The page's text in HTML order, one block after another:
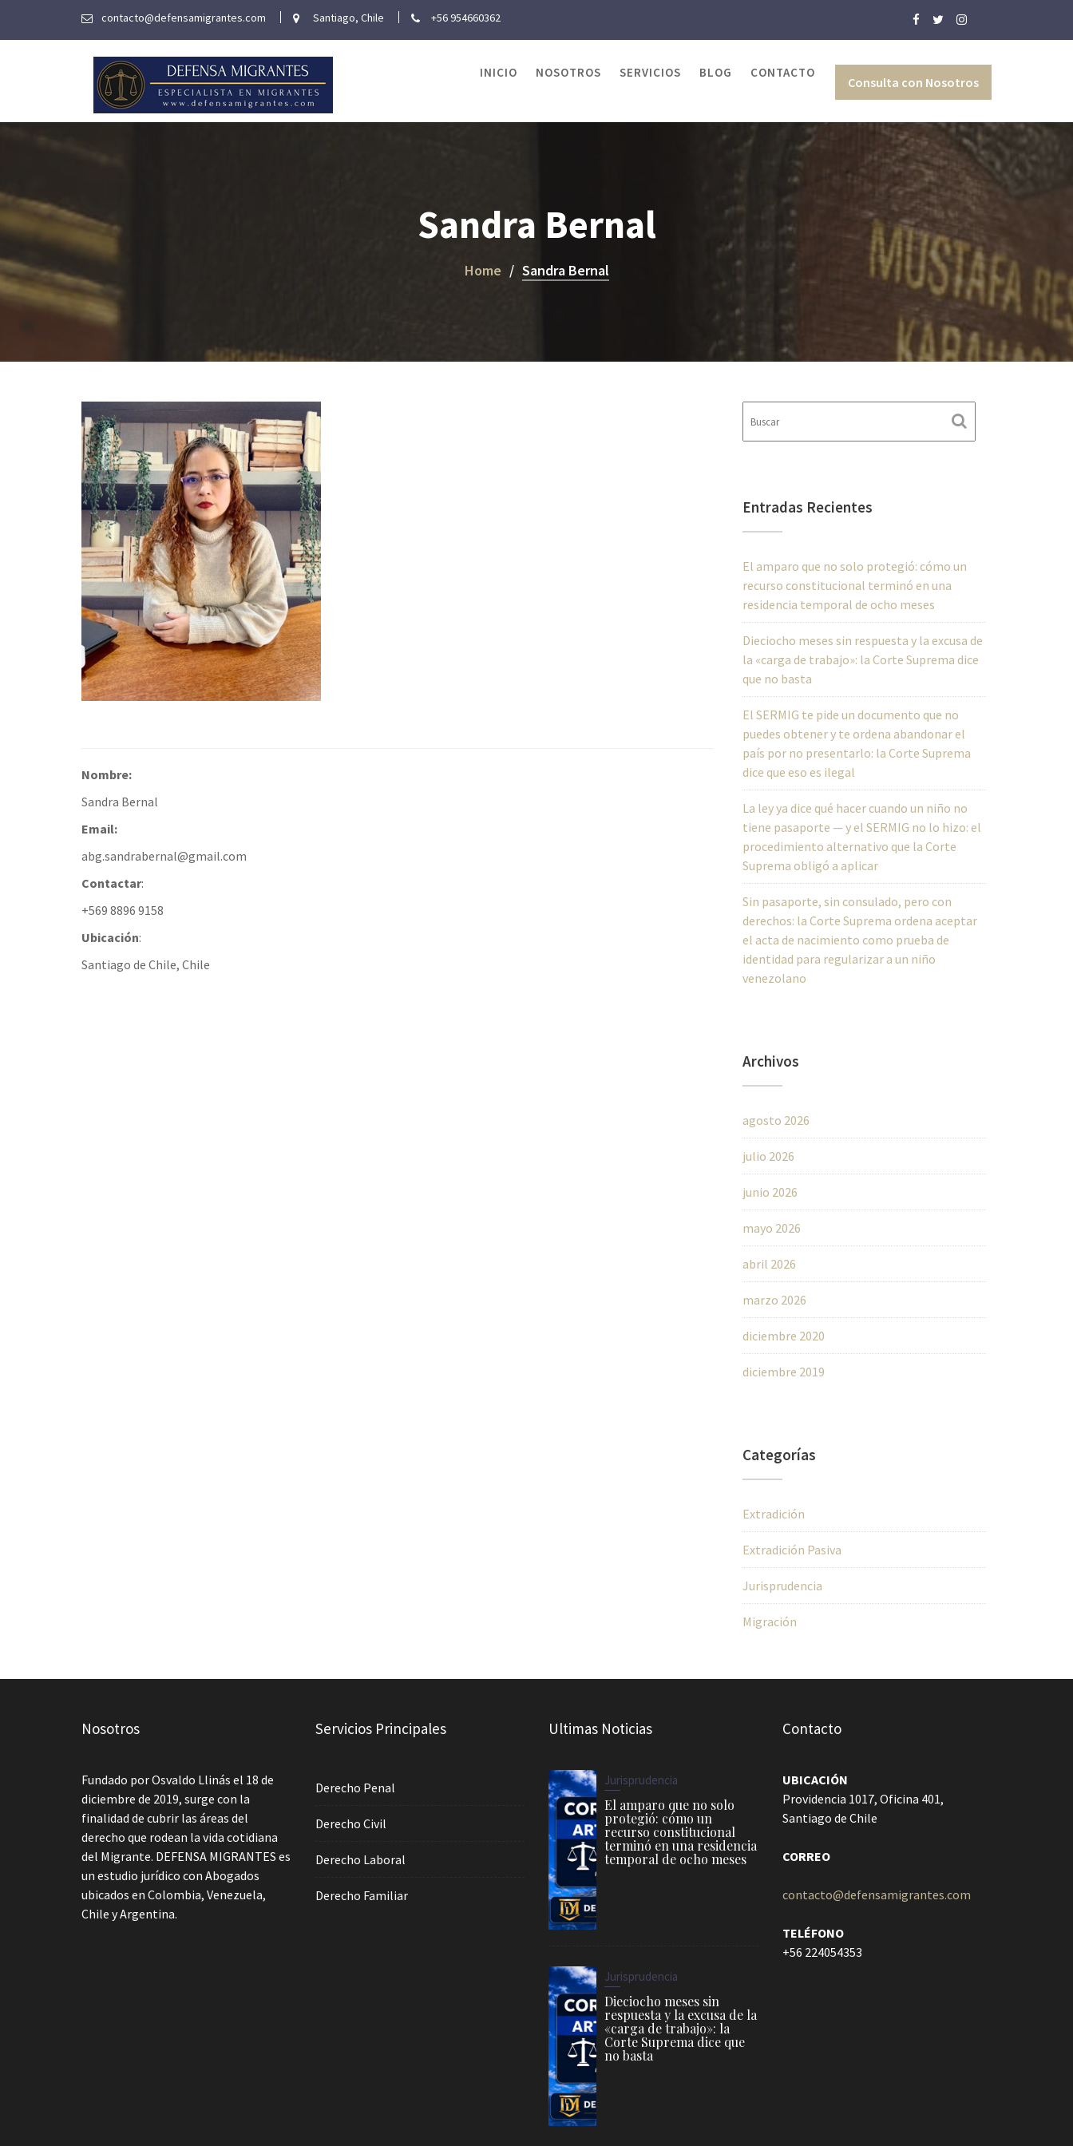
contacto@defensamigrantes.com Santiago, Chile +56 954660362
Consulta con Nosotros
INICIO NOSOTROS SERVICIOS BLOG CONTACTO
Sandra Bernal
Home Sandra Bernal
Nombre:
Sandra Bernal
Email:
abg.sandrabernal@gmail.com
Contactar:
+569 8896 9158
Ubicación:
Santiago de Chile, Chile
Entradas Recientes
El amparo que no solo protegió: cómo un
recurso constitucional terminó en una
residencia temporal de ocho meses
Dieciocho meses sin respuesta y la excusa de
la «carga de trabajo»: la Corte Suprema dice
que no basta
El SERMIG te pide un documento que no
puedes obtener y te ordena abandonar el
país por no presentarlo: la Corte Suprema
dice que eso es ilegal
La ley ya dice qué hacer cuando un niño no
tiene pasaporte — y el SERMIG no lo hizo: el
procedimiento alternativo que la Corte
Suprema obligó a aplicar
Sin pasaporte, sin consulado, pero con
derechos: la Corte Suprema ordena aceptar
el acta de nacimiento como prueba de
identidad para regularizar a un niño
venezolano
Archivos
agosto 2026
julio 2026
junio 2026
mayo 2026
abril 2026
marzo 2026
diciembre 2020
diciembre 2019
Categorías
Extradición
Extradición Pasiva
Jurisprudencia
Migración
Nosotros
Fundado por Osvaldo Llinás el 18 de
diciembre de 2019, surge con la
finalidad de cubrir las áreas del
derecho que rodean la vida cotidiana
del Migrante. DEFENSA MIGRANTES es
un estudio jurídico con Abogados
ubicados en Colombia, Venezuela,
Chile y Argentina.
Servicios Principales
Derecho Penal
Derecho Civil
Derecho Laboral
Derecho Familiar
Ultimas Noticias
Jurisprudencia
El amparo que no solo
protegió: cómo un
recurso constitucional
terminó en una residencia
temporal de ocho meses
Jurisprudencia
Dieciocho meses sin
respuesta y la excusa de la
«carga de trabajo»: la
Corte Suprema dice que
no basta
Contacto
UBICACIÓN
Providencia 1017, Oficina 401,
Santiago de Chile
CORREO
contacto@defensamigrantes.com
TELÉFONO
+56 224054353